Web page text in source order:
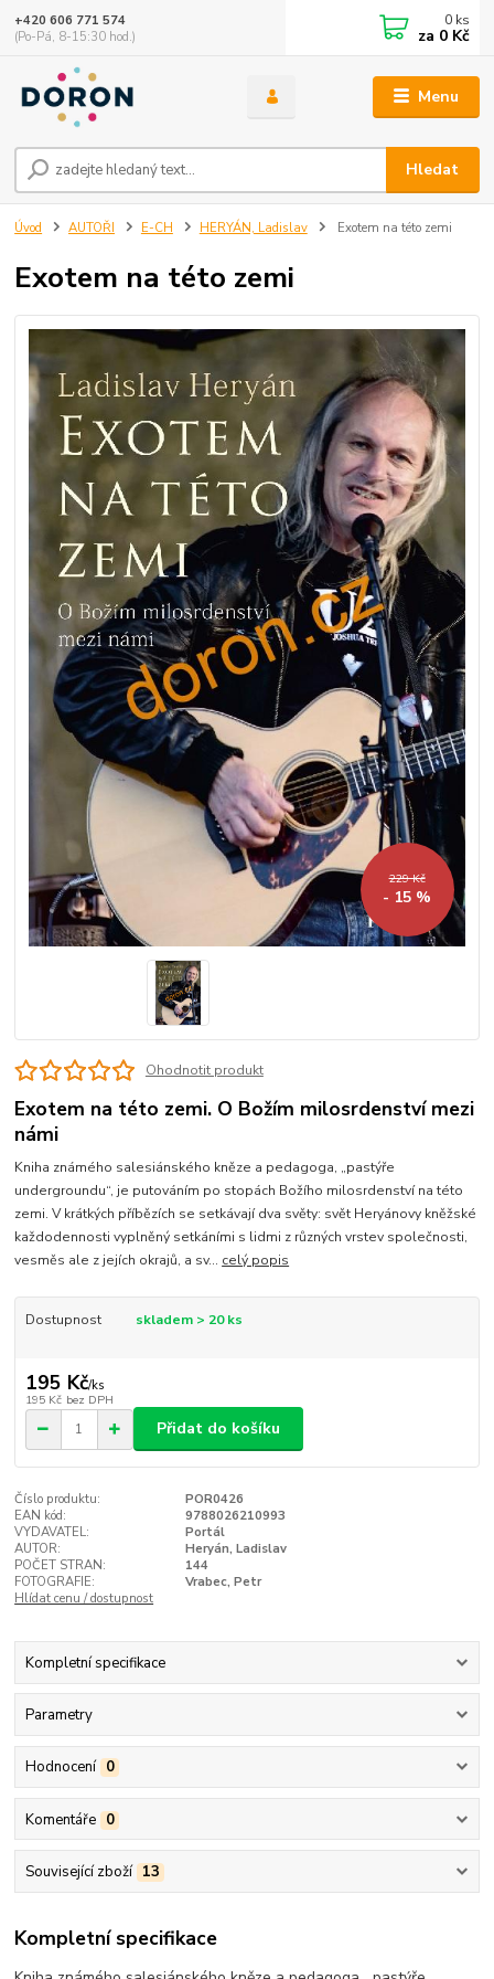
Menu
Hledat
+420 606 771 574
(Po-Pá, 8-15:30 hod.)
0 ks
za 0 Kč
Úvod AUTOŘI E-CH HERYÁN, Ladislav Exotem na této zemi
Exotem na této zemi
229 Kč
- 15 %
Ohodnotit produkt
Exotem na této zemi. O Božím milosrdenství mezi
námi
Kniha známého salesiánského kněze a pedagoga, „pastýře
undergroundu“, je putováním po stopách Božího milosrdenství na této
zemi. V krátkých příbězích se setkávají dva světy: svět Heryánovy kněžské
každodennosti vyplněný setkáními s lidmi z různých vrstev společnosti,
vesměs ale z jejích okrajů, a sv... celý popis
Dostupnost skladem > 20 ks
195 Kč/ks
195 Kč bez DPH
Přidat do košíku
Číslo produktu:
POR0426
EAN kód:
9788026210993
VYDAVATEL:
Portál
AUTOR:
Heryán, Ladislav
POČET STRAN:
144
FOTOGRAFIE:
Vrabec, Petr
Hlídat cenu / dostupnost
Kompletní specifikace
Parametry
Hodnocení 0
Komentáře 0
Související zboží 13
Kompletní specifikace